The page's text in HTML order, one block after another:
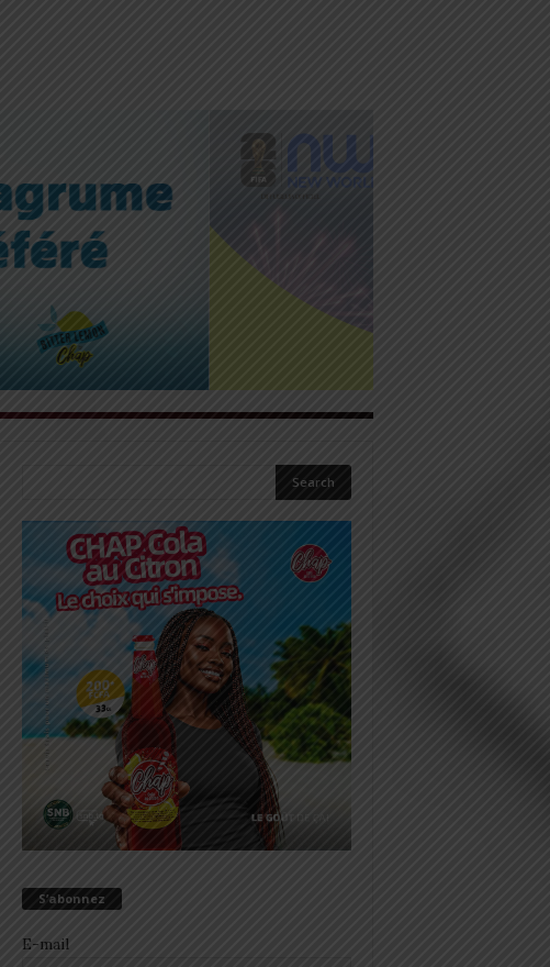
S’abonnez
E-mail